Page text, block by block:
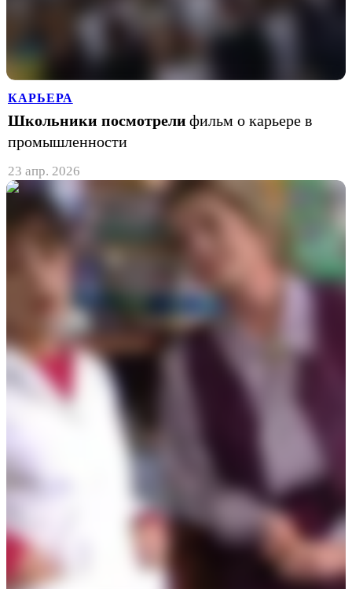
КАРЬЕРА
Школьники посмотрели фильм о карьере в
промышленности
23 апр. 2026